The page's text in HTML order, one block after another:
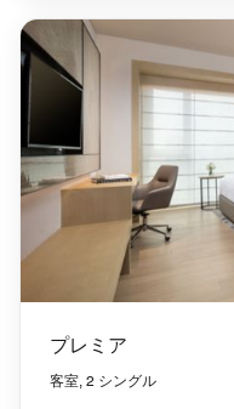
プレミア
客室, 2 シングル